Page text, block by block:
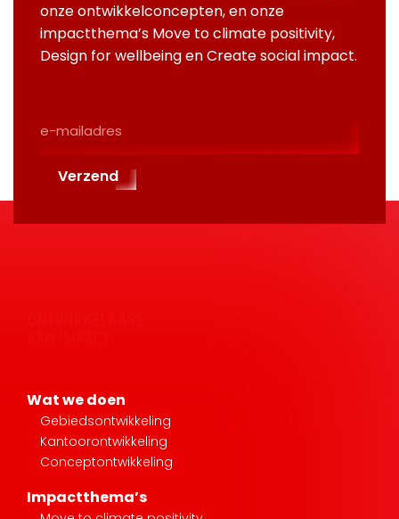
onze ontwikkelconcepten, en onze
impactthema’s Move to climate positivity,
Design for wellbeing en Create social impact.
Mailadres
Verzend
Wat we doen
Gebiedsontwikkeling
Kantoorontwikkeling
Conceptontwikkeling
Impactthema’s